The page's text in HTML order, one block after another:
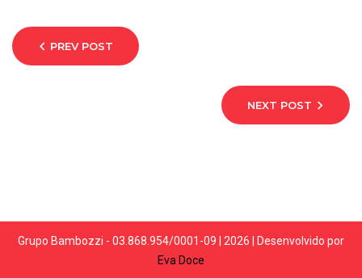
PREV POST
NEXT POST
Grupo Bambozzi - 03.868.954/0001-09 | 2026 | Desenvolvido por
Eva Doce